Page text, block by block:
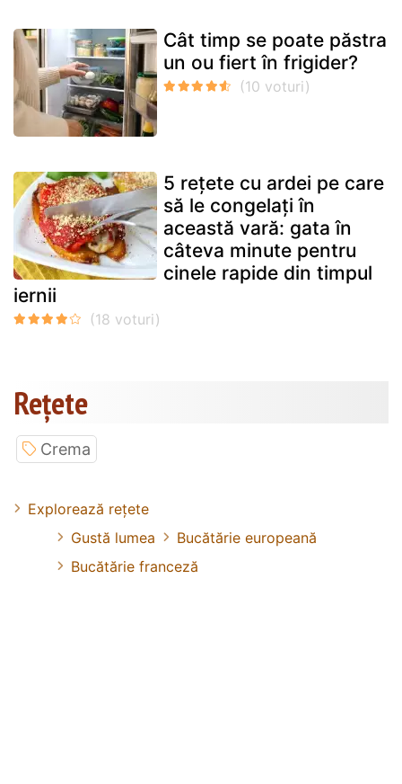
Cât timp se poate păstra
un ou fiert în frigider?
5 rețete cu ardei pe care
să le congelați în
această vară: gata în
câteva minute pentru
cinele rapide din timpul
iernii
Rețete
Crema
Explorează rețete
Gustă lumea
Bucătărie europeană
Bucătărie franceză